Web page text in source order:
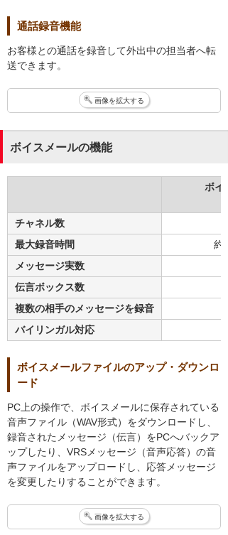
通話録音機能
お客様との通話を録音して外出中の担当者へ転
送できます。
画像を拡大する
ボイスメールの機能
ボイ
チャネル数
最大録音時間
約
メッセージ実数
伝言ボックス数
複数の相手のメッセージを録音
バイリンガル対応
ボイスメールファイルのアップ・ダウンロ
ード
PC上の操作で、ボイスメールに保存されている
音声ファイル（WAV形式）をダウンロードし、
録音されたメッセージ（伝言）をPCへバックア
ップしたり、VRSメッセージ（音声応答）の音
声ファイルをアップロードし、応答メッセージ
を変更したりすることができます。
画像を拡大する